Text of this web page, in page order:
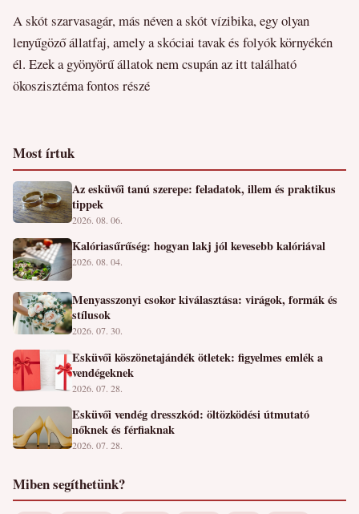
A skót szarvasagár, más néven a skót vízibika, egy olyan
lenyűgöző állatfaj, amely a skóciai tavak és folyók környékén
él. Ezek a gyönyörű állatok nem csupán az itt található
ökoszisztéma fontos részé
Most írtuk
Az esküvői tanú szerepe: feladatok, illem és praktikus
tippek
2026. 08. 06.
Kalóriasűrűség: hogyan lakj jól kevesebb kalóriával
2026. 08. 04.
Menyasszonyi csokor kiválasztása: virágok, formák és
stílusok
2026. 07. 30.
Esküvői köszönetajándék ötletek: figyelmes emlék a
vendégeknek
2026. 07. 28.
Esküvői vendég dresszkód: öltözködési útmutató
nőknek és férfiaknak
2026. 07. 28.
Miben segíthetünk?